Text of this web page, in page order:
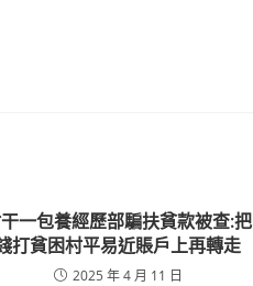
一包養經歷部騙扶貧款被查:把
打貧困村平易近賬戶上再轉走
2025 年 4 月 11 日